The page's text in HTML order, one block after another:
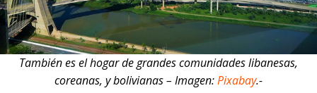
También es el hogar de grandes comunidades libanesas,
coreanas, y bolivianas – Imagen:Pixabay.-